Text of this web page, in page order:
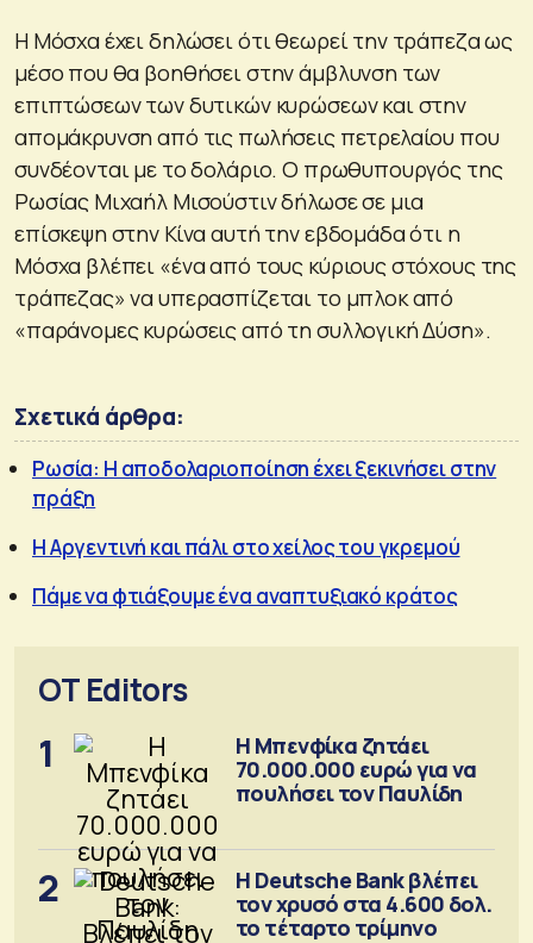
Η Μόσχα έχει δηλώσει ότι θεωρεί την τράπεζα ως
μέσο που θα βοηθήσει στην άμβλυνση των
επιπτώσεων των δυτικών κυρώσεων και στην
απομάκρυνση από τις πωλήσεις πετρελαίου που
συνδέονται με το δολάριο. Ο πρωθυπουργός της
Ρωσίας Μιχαήλ Μισούστιν δήλωσε σε μια
επίσκεψη στην Κίνα αυτή την εβδομάδα ότι η
Μόσχα βλέπει «ένα από τους κύριους στόχους της
τράπεζας» να υπερασπίζεται το μπλοκ από
«παράνομες κυρώσεις από τη συλλογική Δύση».
Σχετικά άρθρα:
Ρωσία: Η αποδολαριοποίηση έχει ξεκινήσει στην
πράξη
Η Αργεντινή και πάλι στο χείλος του γκρεμού
Πάμε να φτιάξουμε ένα αναπτυξιακό κράτος
OT Editors
1
Η Μπενφίκα ζητάει
70.000.000 ευρώ για να
πουλήσει τον Παυλίδη
2
Η Deutsche Bank βλέπει
τον χρυσό στα 4.600 δολ.
το τέταρτο τρίμηνο